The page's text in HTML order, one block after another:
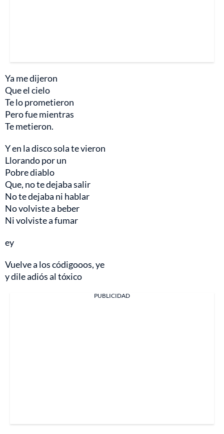
Ya me dijeron
Que el cielo
Te lo prometieron
Pero fue mientras
Te metieron.
Y en la disco sola te vieron
Llorando por un
Pobre diablo
Que, no te dejaba salir
No te dejaba ni hablar
No volviste a beber
Ni volviste a fumar
ey
Vuelve a los códigooos, ye
y dile adiós al tóxico
PUBLICIDAD